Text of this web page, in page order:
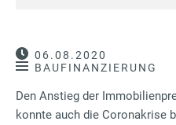
06.08.2020
BAUFINANZIERUNG
Den Anstieg der
konnte auch die Coronakrise